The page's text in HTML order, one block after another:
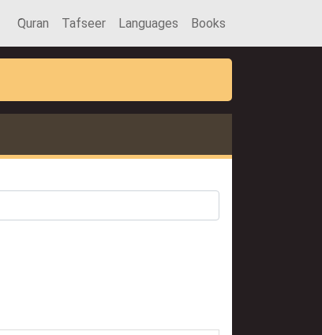
َQuran Tafseer Languages Books